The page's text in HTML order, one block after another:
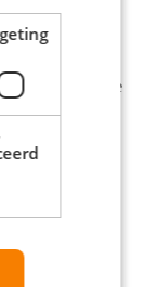
richting.
en emoties.